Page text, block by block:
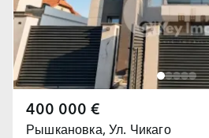
400 000 €
Рышкановка, Ул. Чикаго